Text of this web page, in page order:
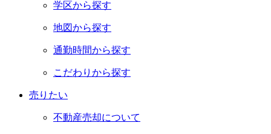
学区から探す
地図から探す
通勤時間から探す
こだわりから探す
売 り たい
不動産売却について